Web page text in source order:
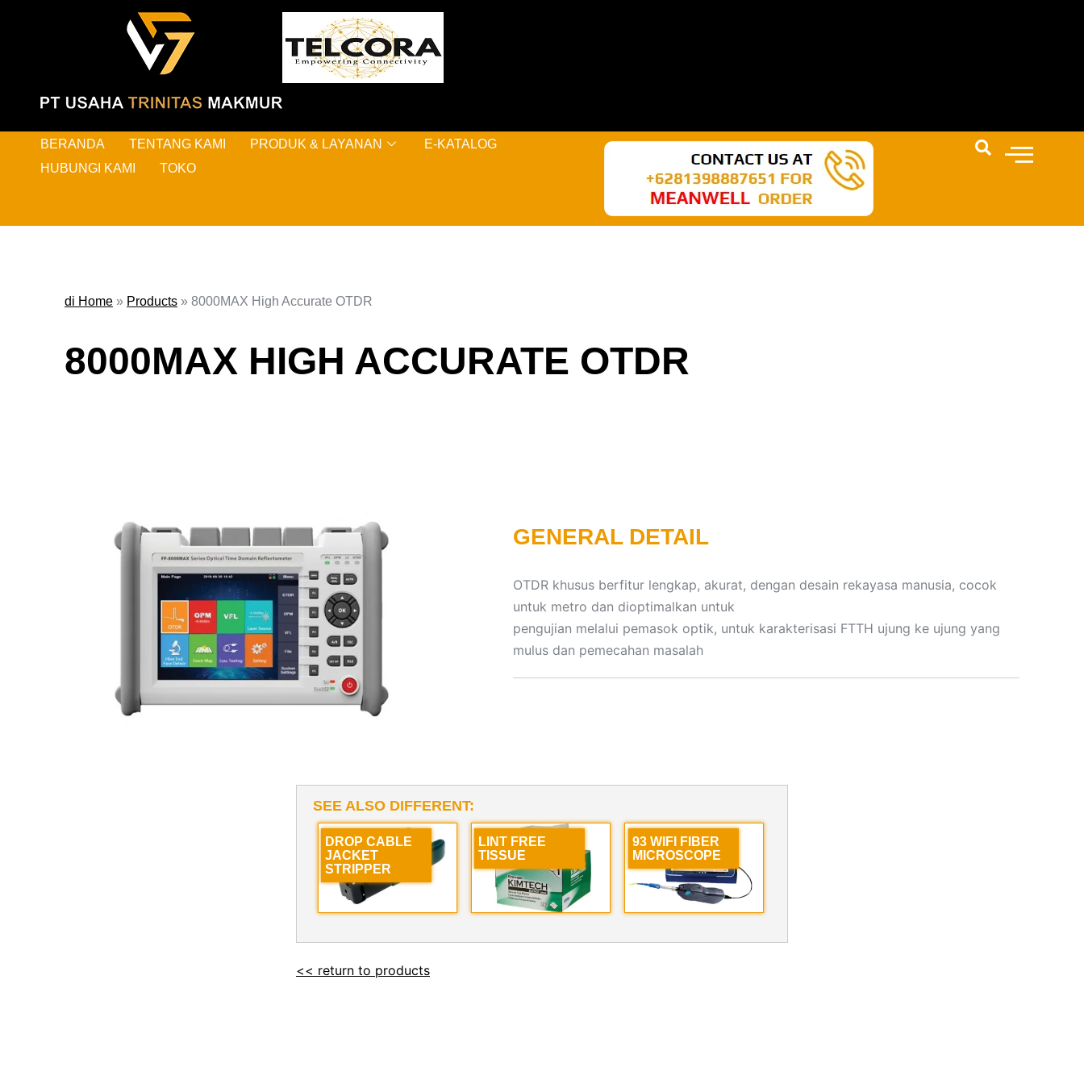
BERANDA TENTANG KAMI PRODUK & LAYANAN
E-KATALOG
HUBUNGI KAMI
TOKO
di Home » Products » 8000MAX High Accurate OTDR
8000MAX HIGH ACCURATE OTDR
GENERAL DETAIL
OTDR khusus berfitur lengkap, akurat, dengan desain rekayasa manusia, cocok
untuk metro dan dioptimalkan untuk
pengujian melalui pemasok optik, untuk karakterisasi FTTH ujung ke ujung yang
mulus dan pemecahan masalah
SEE ALSO DIFFERENT:
DROP CABLE
JACKET
STRIPPER
LINT FREE
TISSUE
93 WIFI FIBER
MICROSCOPE
<< return to products